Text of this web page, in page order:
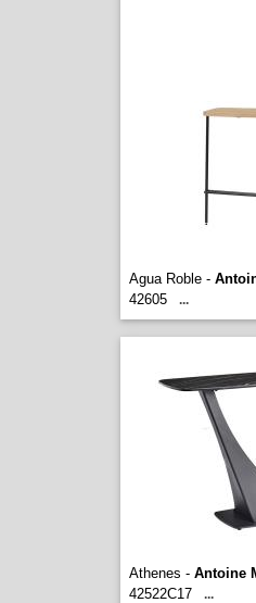
Agua Roble -
42605
...
Athenes - Antoine
42522C17
...